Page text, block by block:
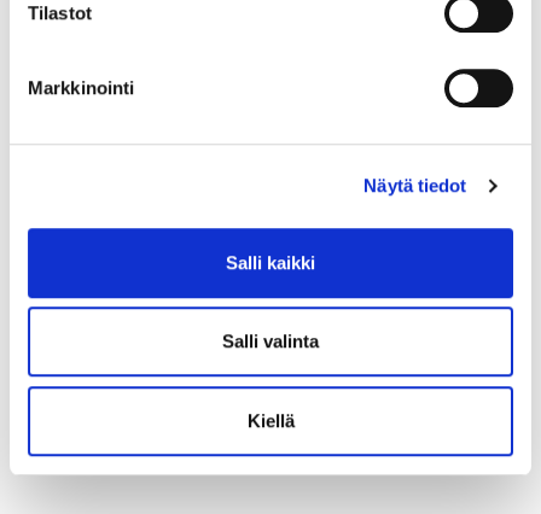
Tilastot
Markkinointi
Näytä tiedot
Salli kaikki
Salli valinta
Kiellä
LUE LISÄÄ »